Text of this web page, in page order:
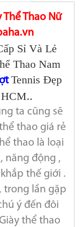
Thao Nữ
Sỉ Và Lẻ
Thao Nam
Tennis Đẹp
ta cũng sẽ
thao giá rẻ
thao là loại
năng động ,
thế giới .
trong lần gặp
ý đến đôi
thể thao